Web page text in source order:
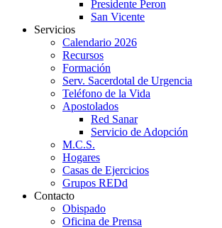
Presidente Peron
San Vicente
Servicios
Calendario 2026
Recursos
Formación
Serv. Sacerdotal de Urgencia
Teléfono de la Vida
Apostolados
Red Sanar
Servicio de Adopción
M.C.S.
Hogares
Casas de Ejercicios
Grupos REDd
Contacto
Obispado
Oficina de Prensa